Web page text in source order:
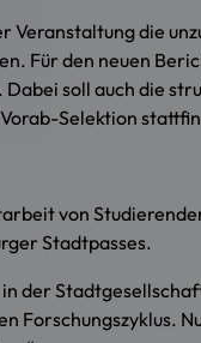
die
Für den neuen
soll auch die
Selektion
von
Stadtpasses.
der